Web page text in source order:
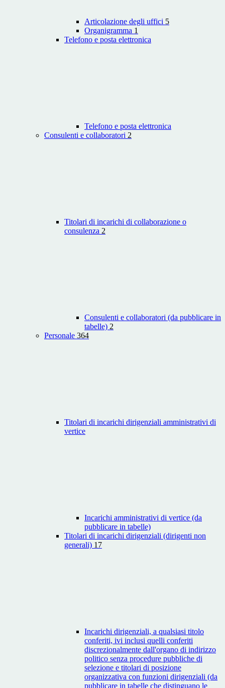
Articolazione degli uffici 5
Organigramma 1
Telefono e posta elettronica
Telefono e posta elettronica
Consulenti e collaboratori 2
Titolari di incarichi di collaborazione o
consulenza 2
Consulenti e collaboratori (da pubblicare in
tabelle) 2
Personale 364
Titolari di incarichi dirigenziali amministrativi di
vertice
Incarichi amministrativi di vertice (da
pubblicare in tabelle)
Titolari di incarichi dirigenziali (dirigenti non
generali) 17
Incarichi dirigenziali, a qualsiasi titolo
conferiti, ivi inclusi quelli conferiti
discrezionalmente dall'organo di indirizzo
politico senza procedure pubbliche di
selezione e titolari di posizione
organizzativa con funzioni dirigenziali (da
pubblicare in tabelle che distinguano le